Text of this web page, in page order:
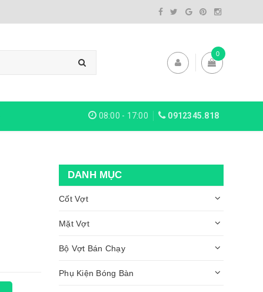
0
08:00 - 17:00 0912345.818
DANH MỤC
Cốt Vợt
Mặt Vợt
Bộ Vợt Bán Chạy
Phụ Kiện Bóng Bàn